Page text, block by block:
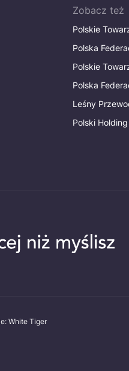
Zobacz też
Polskie
Polska
Polskie
Polska
Leśny
Polski
White Tiger